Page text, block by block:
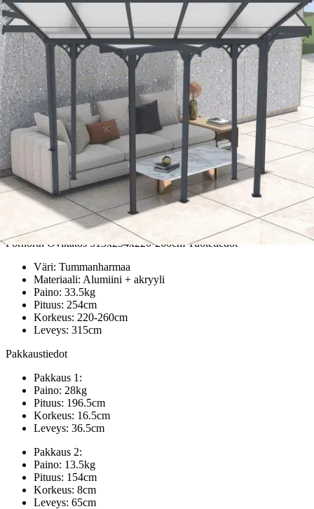
Etu ei koske Suuri‑lisäpalvelulla toimitettavia tuotteita.
Tarkista myymäläsaatavuus
Ei saatavilla
Tuotekuvaus
Fornorth Ovikatos 313x254x220-260cm Tuotetiedot
Väri: Tummanharmaa
Materiaali: Alumiini + akryyli
Paino: 33.5kg
Pituus: 254cm
Korkeus: 220-260cm
Leveys: 315cm
Pakkaustiedot
Pakkaus 1:
Paino: 28kg
Pituus: 196.5cm
Korkeus: 16.5cm
Leveys: 36.5cm
Pakkaus 2:
Paino: 13.5kg
Pituus: 154cm
Korkeus: 8cm
Leveys: 65cm